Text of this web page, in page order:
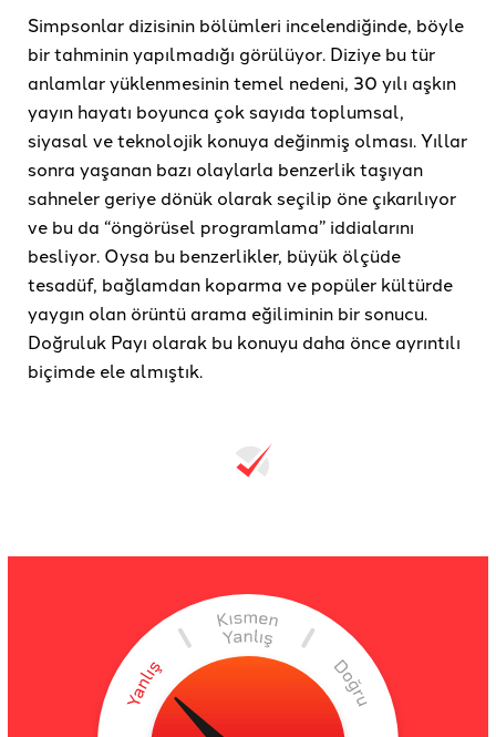
Simpsonlar dizisinin bölümleri incelendiğinde, böyle
bir tahminin yapılmadığı görülüyor. Diziye bu tür
anlamlar yüklenmesinin temel nedeni, 30 yılı aşkın
yayın hayatı boyunca çok sayıda toplumsal,
siyasal ve teknolojik konuya değinmiş olması. Yıllar
sonra yaşanan bazı olaylarla benzerlik taşıyan
sahneler geriye dönük olarak seçilip öne çıkarılıyor
ve bu da “öngörüsel programlama” iddialarını
besliyor. Oysa bu benzerlikler, büyük ölçüde
tesadüf, bağlamdan koparma ve popüler kültürde
yaygın olan örüntü arama eğiliminin bir sonucu.
Doğruluk Payı olarak bu konuyu daha önce ayrıntılı
biçimde ele almıştık.